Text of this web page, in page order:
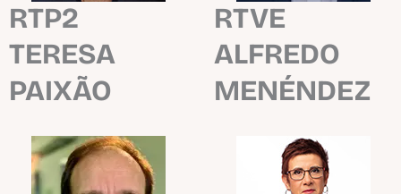
RTP2
TERESA
PAIXÃO
RTVE
ALFREDO
MENÉNDEZ